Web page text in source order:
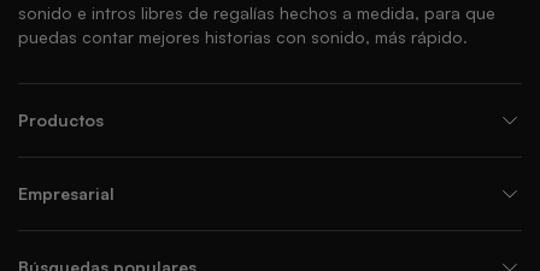
sonido e intros libres de regalías hechos a medida, para que
puedas contar mejores historias con sonido, más rápido.
Productos
Empresarial
Búsquedas populares